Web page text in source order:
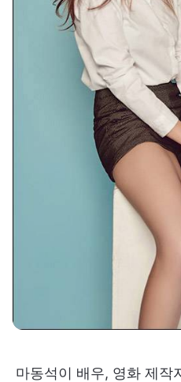
마동석이 배우, 영화 제작